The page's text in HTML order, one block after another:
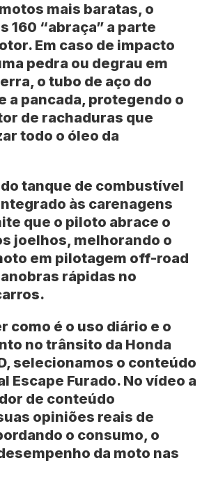
mais baratas, o
160 “abraça” a parte
Em caso de impacto
pedra ou degrau em
o tubo de aço do
a pancada, protegendo o
de rachaduras que
todo o óleo da
tanque de combustível
às carenagens
que o piloto abrace o
joelhos, melhorando o
em pilotagem off-road
rápidas no
como é o uso diário e o
no trânsito da Honda
selecionamos o conteúdo
Escape Furado. No vídeo a
de conteúdo
opiniões reais de
o consumo, o
da moto nas